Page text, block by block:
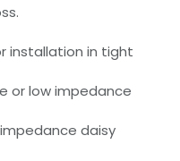
installation in tight
or low impedance
daisy